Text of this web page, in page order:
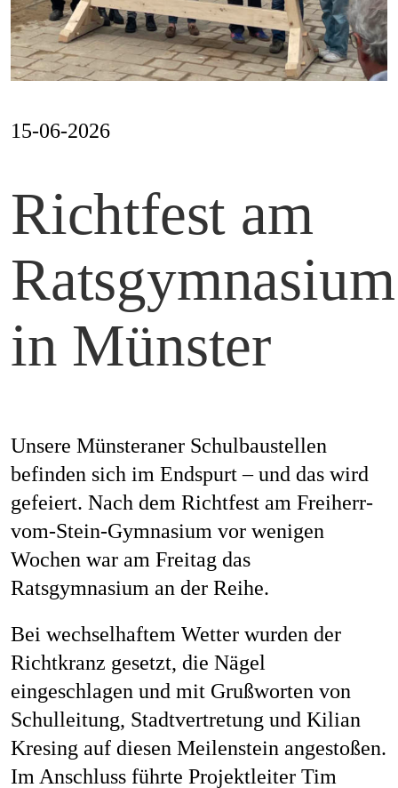
15-06-2026
Richtfest am
Ratsgymnasium
in Münster
Unsere Münsteraner Schulbaustellen
befinden sich im Endspurt – und das wird
gefeiert. Nach dem Richtfest am Freiherr-
vom-Stein-Gymnasium vor wenigen
Wochen war am Freitag das
Ratsgymnasium an der Reihe.
Bei wechselhaftem Wetter wurden der
Richtkranz gesetzt, die Nägel
eingeschlagen und mit Grußworten von
Schulleitung, Stadtvertretung und Kilian
Kresing auf diesen Meilenstein angestoßen.
Im Anschluss führte Projektleiter Tim